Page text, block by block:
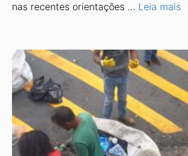
nas recentes orientações … Leia mais